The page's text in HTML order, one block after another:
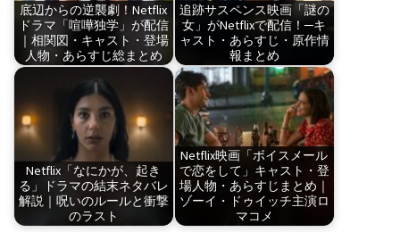
底辺からの逆襲劇！Netflix
ドラマ「喧嘩独学」が配信
｜相関図・キャスト・登場
人物・あらすじ総まとめ
追跡サスペンス映画「謎の
女」がNetflixで配信！─キ
ャスト・あらすじ・原作情
報まとめ
Netflix「なにかが、起き
る」ドラマの結末ネタバレ
解説｜呪いのルールと衝撃
のラスト
Netflix映画「ボイスメール
で恋をして」キャスト・登
場人物・あらすじまとめ｜
ゾーイ・ドゥイッチ主演ロ
マコメ